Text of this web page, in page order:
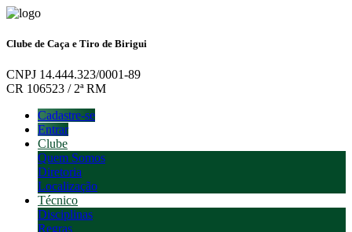
Clube de Caça e Tiro de Birigui
CNPJ 14.444.323/0001-89
CR 106523 / 2ª RM
Cadastre-se
Entrar
Clube
Quem Somos
Diretoria
Localização
Técnico
Disciplinas
Regras